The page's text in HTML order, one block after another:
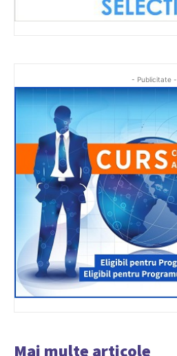
- Publicitate -
Mai multe articole